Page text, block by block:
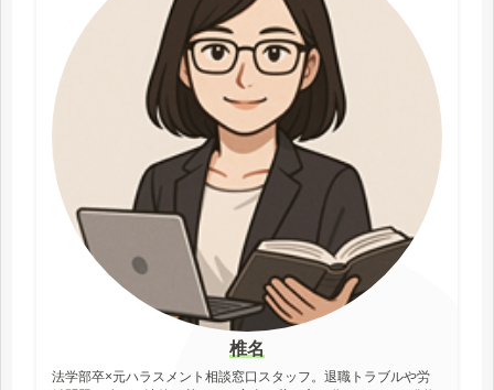
椎名
法学部卒×元ハラスメント相談窓口スタッフ。退職トラブルや労